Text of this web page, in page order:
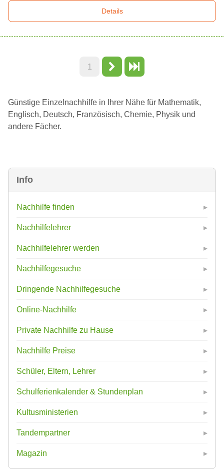
Info
Nachhilfe finden
Nachhilfelehrer
Nachhilfelehrer werden
Nachhilfegesuche
Dringende Nachhilfegesuche
Online-Nachhilfe
Private Nachhilfe zu Hause
Nachhilfe Preise
Schüler, Eltern, Lehrer
Schulferienkalender & Stundenplan
Kultusministerien
Tandempartner
Magazin
Details
1
Günstige Einzelnachhilfe in Ihrer Nähe für Mathematik,
Englisch, Deutsch, Französisch, Chemie, Physik und
andere Fächer.